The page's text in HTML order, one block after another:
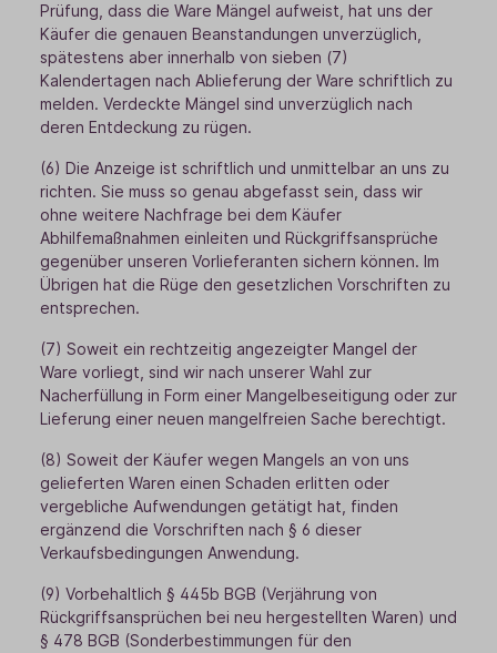
Prüfung, dass die Ware Mängel aufweist, hat uns der
Käufer die genauen Beanstandungen unverzüglich,
spätestens aber innerhalb von sieben (7)
Kalendertagen nach Ablieferung der Ware schriftlich zu
melden. Verdeckte Mängel sind unverzüglich nach
deren Entdeckung zu rügen.
(6) Die Anzeige ist schriftlich und unmittelbar an uns zu
richten. Sie muss so genau abgefasst sein, dass wir
ohne weitere Nachfrage bei dem Käufer
Abhilfemaßnahmen einleiten und Rückgriffsansprüche
gegenüber unseren Vorlieferanten sichern können. Im
Übrigen hat die Rüge den gesetzlichen Vorschriften zu
entsprechen.
(7) Soweit ein rechtzeitig angezeigter Mangel der
Ware vorliegt, sind wir nach unserer Wahl zur
Nacherfüllung in Form einer Mangelbeseitigung oder zur
Lieferung einer neuen mangelfreien Sache berechtigt.
(8) Soweit der Käufer wegen Mangels an von uns
gelieferten Waren einen Schaden erlitten oder
vergebliche Aufwendungen getätigt hat, finden
ergänzend die Vorschriften nach § 6 dieser
Verkaufsbedingungen Anwendung.
(9) Vorbehaltlich § 445b BGB (Verjährung von
Rückgriffsansprüchen bei neu hergestellten Waren) und
§ 478 BGB (Sonderbestimmungen für den